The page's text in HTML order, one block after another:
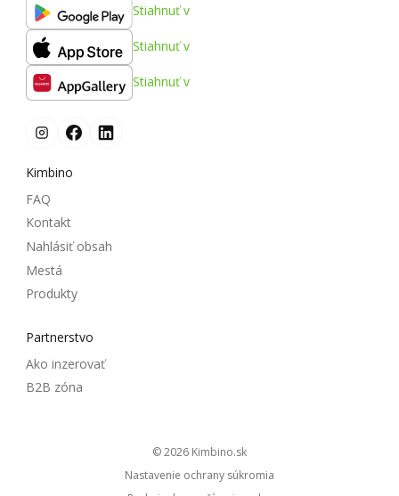
Stiahnuť v
Stiahnuť v
Stiahnuť v
Kimbino
FAQ
Kontakt
Nahlásiť obsah
Mestá
Produkty
Partnerstvo
Ako inzerovať
B2B zóna
© 2026
kimbino.sk
Nastavenie ochrany súkromia